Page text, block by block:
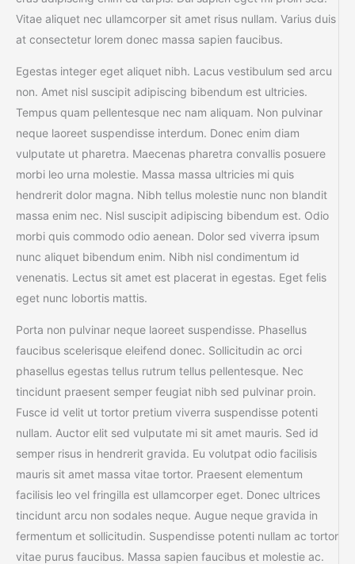
Vitae aliquet nec ullamcorper sit amet risus nullam. Varius duis
at consectetur lorem donec massa sapien faucibus.
Egestas integer eget aliquet nibh. Lacus vestibulum sed arcu
non. Amet nisl suscipit adipiscing bibendum est ultricies.
Tempus quam pellentesque nec nam aliquam. Non pulvinar
neque laoreet suspendisse interdum. Donec enim diam
vulputate ut pharetra. Maecenas pharetra convallis posuere
morbi leo urna molestie. Massa massa ultricies mi quis
hendrerit dolor magna. Nibh tellus molestie nunc non blandit
massa enim nec. Nisl suscipit adipiscing bibendum est. Odio
morbi quis commodo odio aenean. Dolor sed viverra ipsum
nunc aliquet bibendum enim. Nibh nisl condimentum id
venenatis. Lectus sit amet est placerat in egestas. Eget felis
eget nunc lobortis mattis.
Porta non pulvinar neque laoreet suspendisse. Phasellus
faucibus scelerisque eleifend donec. Sollicitudin ac orci
phasellus egestas tellus rutrum tellus pellentesque. Nec
tincidunt praesent semper feugiat nibh sed pulvinar proin.
Fusce id velit ut tortor pretium viverra suspendisse potenti
nullam. Auctor elit sed vulputate mi sit amet mauris. Sed id
semper risus in hendrerit gravida. Eu volutpat odio facilisis
mauris sit amet massa vitae tortor. Praesent elementum
facilisis leo vel fringilla est ullamcorper eget. Donec ultrices
tincidunt arcu non sodales neque. Augue neque gravida in
fermentum et sollicitudin. Suspendisse potenti nullam ac tortor
vitae purus faucibus. Massa sapien faucibus et molestie ac.